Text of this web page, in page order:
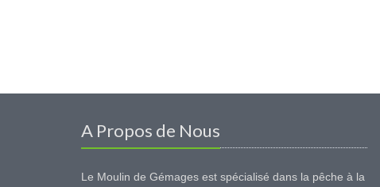
A Propos de Nous
Le Moulin de Gémages est spécialisé dans la pêche à la